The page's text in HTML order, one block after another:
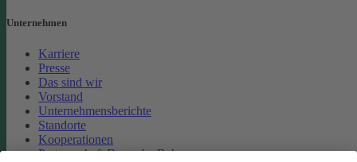
Unternehmen
Karriere
Presse
Das sind wir
Vorstand
Unternehmensberichte
Standorte
Kooperationen
Partnerschaft Deutsche Bahn